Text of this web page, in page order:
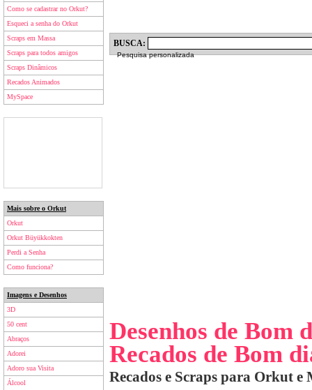
Como se cadastrar no Orkut?
Esqueci a senha do Orkut
Scraps em Massa
Scraps para todos amigos
Scraps Dinâmicos
Recados Animados
MySpace
Mais sobre o Orkut
Orkut
Orkut Büyükkokten
Perdi a Senha
Como funciona?
Imagens e Desenhos
3D
50 cent
Abraços
Adorei
Adoro sua Visita
Álcool
BUSCA:
Pesquisa personalizada
Desenhos de Bom
Recados de Bom
Recados e Scraps para Orkut e